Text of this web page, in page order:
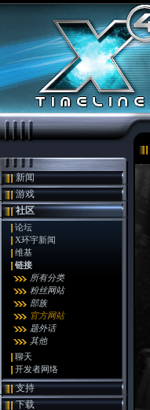
新闻
游戏
社区
论坛
X环宇新闻
维基
链接
所有分类
粉丝网站
部族
官方网站
题外话
其他
聊天
开发者网络
支持
下载